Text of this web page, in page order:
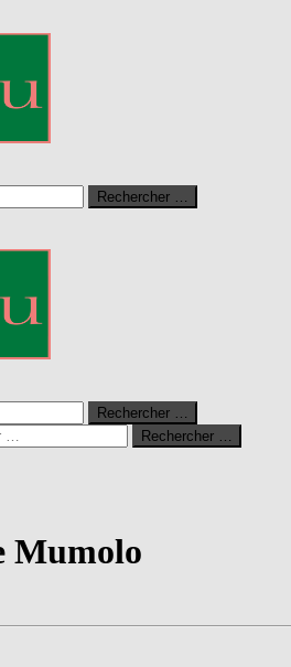
Rechercher …
Rechercher …
Rechercher …
Mumolo